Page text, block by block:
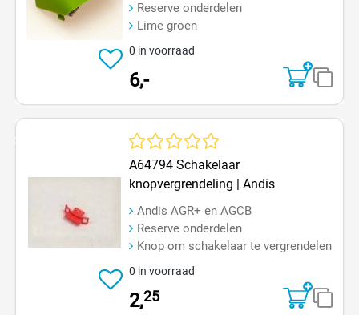
Reserve onderdelen
Lime groen
0 in voorraad
6,-
Op=Op
Gemiddelde waardering van 0 van 5 sterren
A64794 Schakelaar
knopvergrendeling | Andis
Andis AGR+ en AGCB
Reserve onderdelen
Knop om schakelaar te vergrendelen
0 in voorraad
2,25